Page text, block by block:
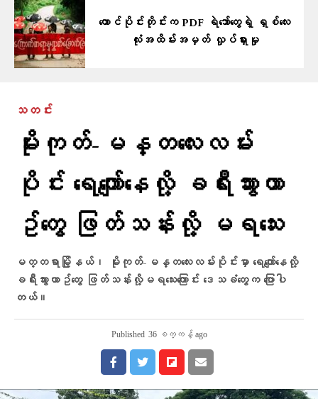
တောင်ပိုင်းတိုင်းက PDF ရဲဘော်တွေရဲ့ ရှစ်လေး
လုံးအထိမ်းအမှတ် လှုပ်ရှားမှု
သတင်း
မိုးကုတ်-မန္တလေးလမ်း
ပိုင်း ရေကျော်နေလို့ ခရီးသွားယာ
ဥ်တွေ ဖြတ်သန်းလို့ မရသေး
မတ္တရာမြို့နယ်၊ မိုးကုတ်-မန္တလေးလမ်းပိုင်းမှာ ရေကျော်နေလို့
ခရီးသွားယာဥ်တွေ ဖြတ်သန်းလို့မရသေးကြောင်း ဒေသခံတွေက ပြောပါ
တယ်။
Published 36 စက္ကန့် ago